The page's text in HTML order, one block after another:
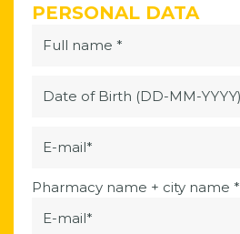
PERSONAL DATA
Pharmacy name + city name *